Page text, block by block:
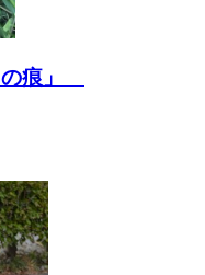
の痕」